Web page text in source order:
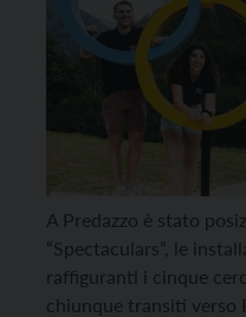
A Predazzo è stato
“Spectaculars”, le
raffiguranti i cinque
chiunque transiti verso